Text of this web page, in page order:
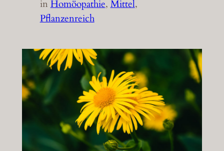
inHomöopathie, Mittel
Pflanzenreich